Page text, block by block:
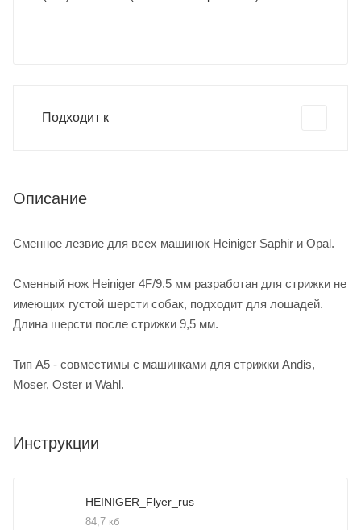
Подходит к
Описание
Сменное лезвие для всех машинок Heiniger Saphir и Opal.
Сменный нож Heiniger 4F/9.5 мм разработан для стрижки не
имеющих густой шерсти собак, подходит для лошадей.
Длина шерсти после стрижки 9,5 мм.
Тип А5 - совместимы с машинками для стрижки Andis,
Moser, Oster и Wahl.
Инструкции
HEINIGER_Flyer_rus
84,7 кб